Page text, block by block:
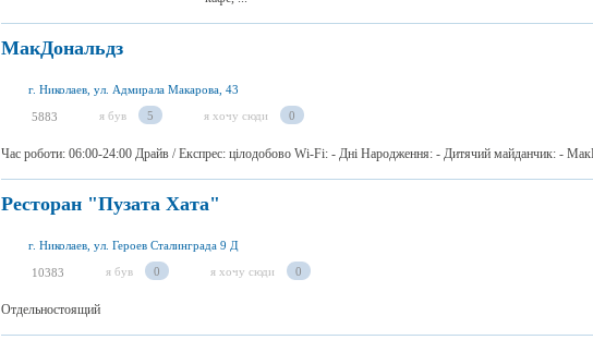
МакДональдз
г. Николаев, ул. Адмирала Макарова, 43
5883 я був 5 я хочу сюди 0
Час роботи: 06:00-24:00 Драйв / Експрес: цілодобово Wi-Fi: - Дні Народження: - Дитячий майданчик: -
Ресторан "Пузата Хата"
г. Николаев, ул. Героев Сталинграда 9 Д
10383 я був 0 я хочу сюди 0
Отдельностоящий